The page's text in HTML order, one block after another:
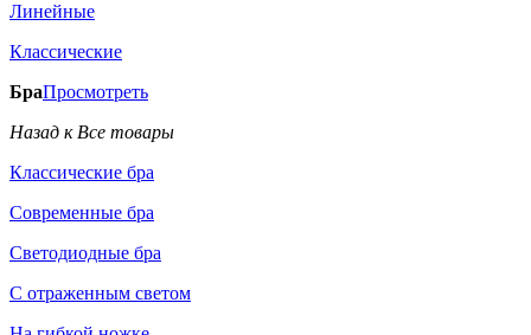
Линейные
Классические
БраПросмотреть
Назад к Все товары
Классические бра
Современные бра
Светодиодные бра
С отраженным светом